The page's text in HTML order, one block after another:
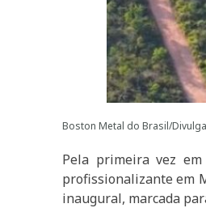
Boston Metal do Brasil/
Pela primeira vez
profissionalizante em
inaugural, marcada